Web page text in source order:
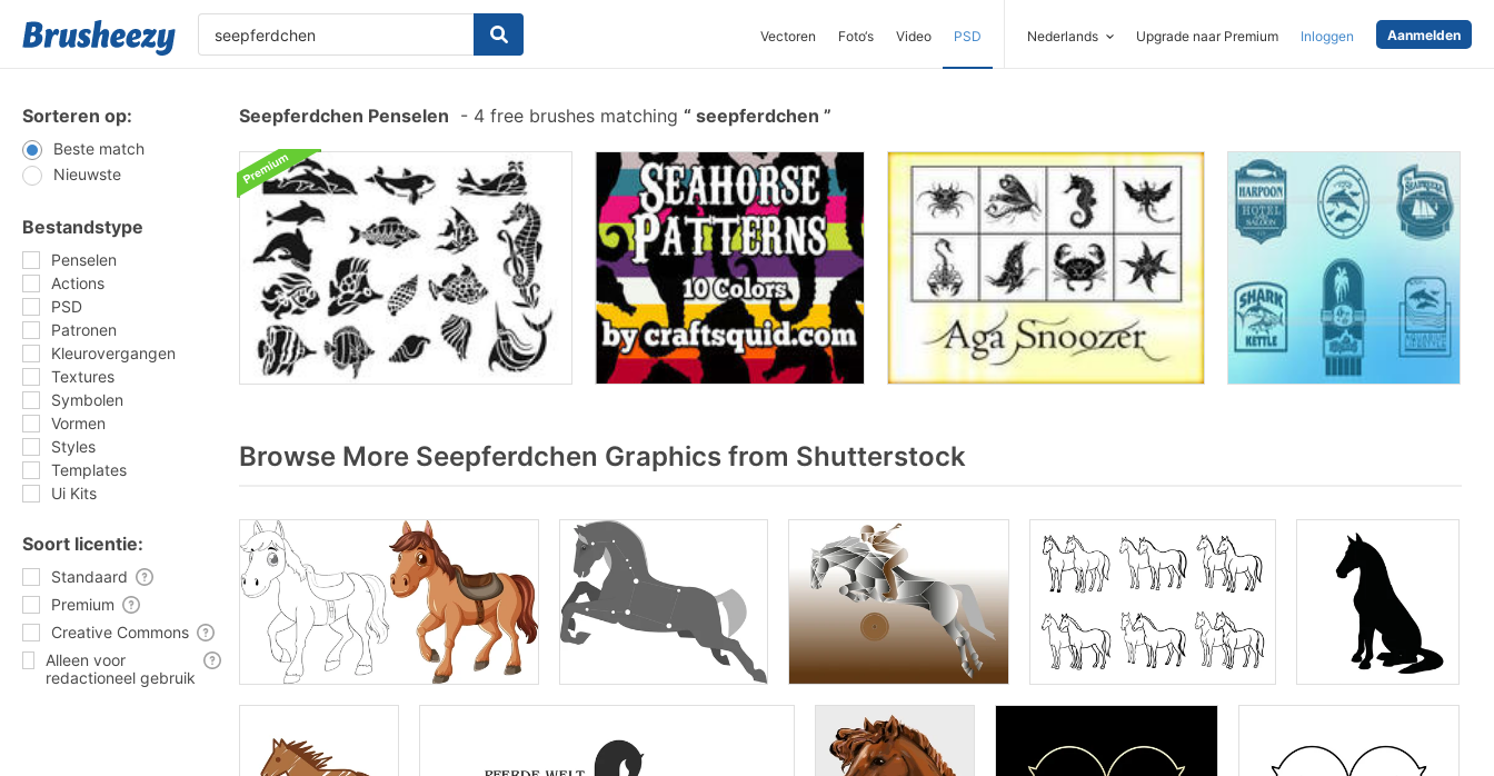
Vectoren Foto‘s Video PSD Nederlands Upgrade naar Premium Inloggen Aanmelden
Sorteren op:
Beste match
Nieuwste
Bestandstype
Penselen
Actions
PSD
Patronen
Kleurovergangen
Textures
Symbolen
Vormen
Styles
Templates
Ui Kits
Soort licentie:
Standaard
Premium
Creative Commons
Alleen voor
redactioneel gebruik
Seepferdchen Penselen - 4 free brushes matching seepferdchen
Browse More Seepferdchen Graphics from Shutterstock